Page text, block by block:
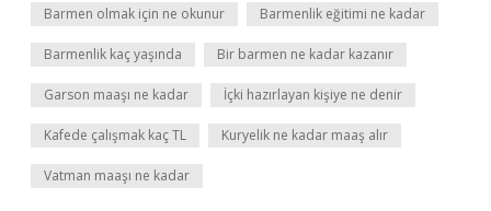
Barmen olmak için ne okunur Barmenlik eğitimi ne kadar
Barmenlik kaç yaşında Bir barmen ne kadar kazanır
Garson maaşı ne kadar İçki hazırlayan kişiye ne denir
Kafede çalışmak kaç TL Kuryelik ne kadar maaş alır
Vatman maaşı ne kadar